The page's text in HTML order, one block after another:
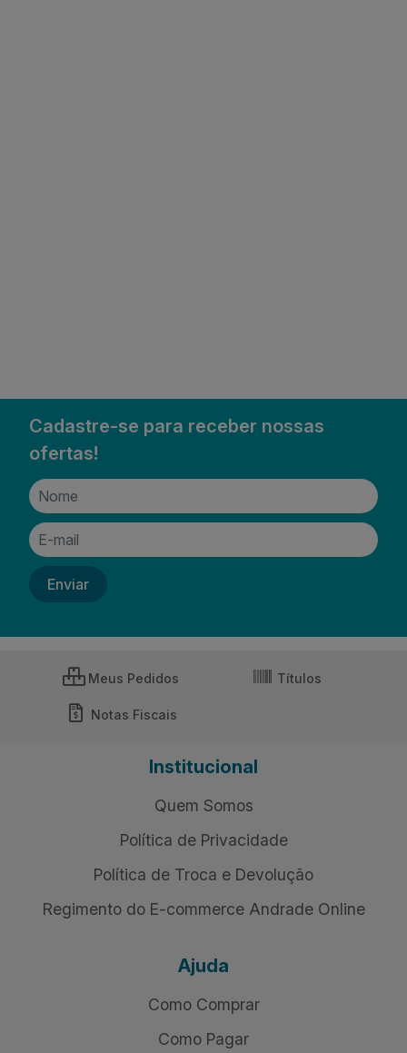
Cadastre-se para receber nossas
ofertas!
Meus Pedidos Títulos
Notas Fiscais
Institucional
Quem Somos
Política de Privacidade
Política de Troca e Devolução
Regimento do E-commerce Andrade Online
Ajuda
Como Comprar
Como Pagar